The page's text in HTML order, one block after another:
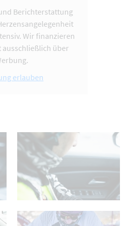
Berichterstattung
Wir finanzieren
ausschließlich über
erlauben